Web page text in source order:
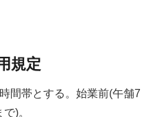
規定
間帯とする。始業前(午舗7
)。